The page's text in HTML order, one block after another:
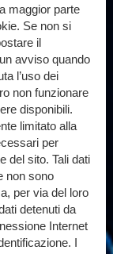
maggior parte
Se non si
il
avviso quando
l’uso dei
non funzionare
disponibili.
limitato alla
per
del sito. Tali dati
non sono
per via del loro
detenuti da
Internet
I